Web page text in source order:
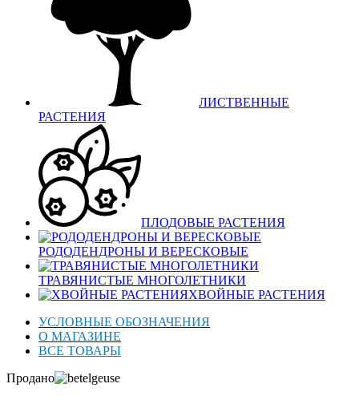
ЛИСТВЕННЫЕ
РАСТЕНИЯ
ПЛОДОВЫЕ РАСТЕНИЯ
РОДОДЕНДРОНЫ И ВЕРЕСКОВЫЕ
ТРАВЯНИСТЫЕ МНОГОЛЕТНИКИ
ХВОЙНЫЕ РАСТЕНИЯ
УСЛОВНЫЕ ОБОЗНАЧЕНИЯ
О МАГАЗИНЕ
ВСЕ ТОВАРЫ
Продано